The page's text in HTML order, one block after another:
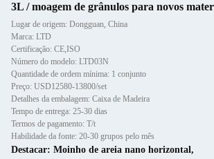
3L / moagem de grânulos para novos
Lugar de origem: Dongguan, China
Marca: LTD
Certificação: CE,ISO
Número do modelo: LTD03N
Quantidade de ordem mínima: 1 conjunto
Preço: USD12580-13800/set
Detalhes da embalagem: Caixa de Madeira
Tempo de entrega: 25-30 dias
Termos de pagamento: T/t
Habilidade da fonte: 20-30 grupos pelo mês
Destacar: Moinho de areia nano horizontal,